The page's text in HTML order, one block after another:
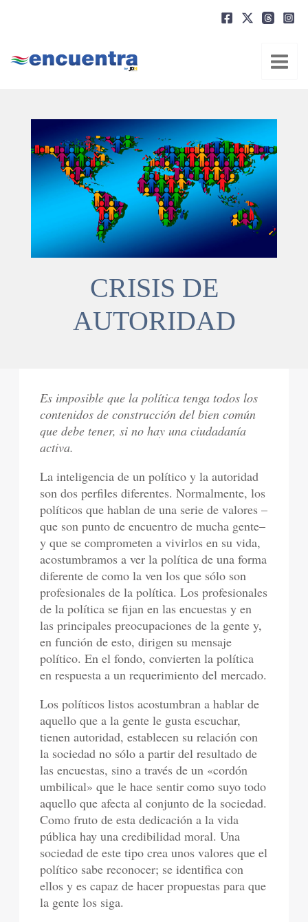
CRISIS DE
AUTORIDAD
Es imposible que la política tenga todos los
contenidos de construcción del bien común
que debe tener, si no hay una ciudadanía
activa.
La inteligencia de un político y la autoridad
son dos perfiles diferentes. Normalmente, los
políticos que hablan de una serie de valores –
que son punto de encuentro de mucha gente–
y que se comprometen a vivirlos en su vida,
acostumbramos a ver la política de una forma
diferente de como la ven los que sólo son
profesionales de la política. Los profesionales
de la política se fijan en las encuestas y en
las principales preocupaciones de la gente y,
en función de esto, dirigen su mensaje
político. En el fondo, convierten la política
en respuesta a un requerimiento del mercado.
Los políticos listos acostumbran a hablar de
aquello que a la gente le gusta escuchar,
tienen autoridad, establecen su relación con
la sociedad no sólo a partir del resultado de
las encuestas, sino a través de un «cordón
umbilical» que le hace sentir como suyo todo
aquello que afecta al conjunto de la sociedad.
Como fruto de esta dedicación a la vida
pública hay una credibilidad moral. Una
sociedad de este tipo crea unos valores que el
político sabe reconocer; se identifica con
ellos y es capaz de hacer propuestas para que
la gente los siga.